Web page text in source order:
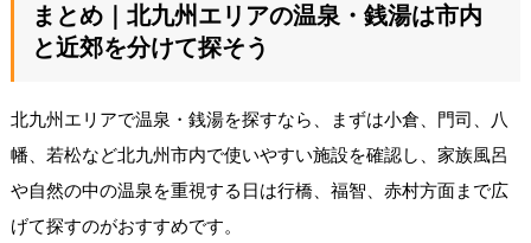
まとめ｜北九州エリアの温泉・銭湯は市内
と近郊を分けて探そう
北九州エリアで温泉・銭湯を探すなら、まずは小倉、門司、八
幡、若松など北九州市内で使いやすい施設を確認し、家族風呂
や自然の中の温泉を重視する日は行橋、福智、赤村方面まで広
げて探すのがおすすめです。